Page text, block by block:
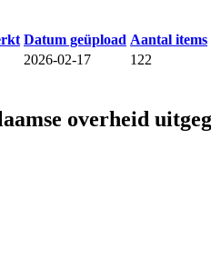
Datum geüpload Aantal items
2026-02-17 122
overheid